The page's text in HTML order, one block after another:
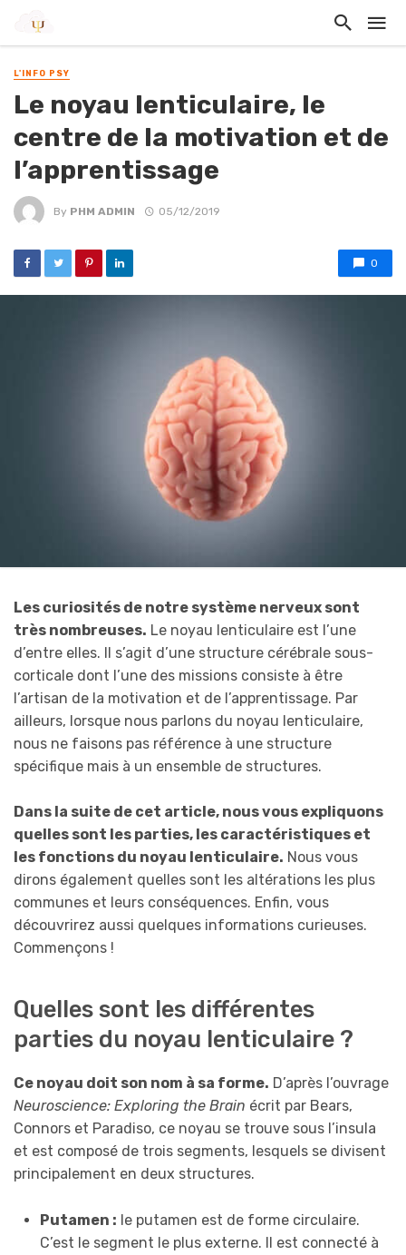
L'INFO PSY
Le noyau lenticulaire, le
centre de la motivation et de
l’apprentissage
By PHM ADMIN 05/12/2019
0
Les curiosités de notre système nerveux sont
très nombreuses. Le noyau lenticulaire est l’une
d’entre elles. Il s’agit d’une structure cérébrale sous-
corticale dont l’une des missions consiste à être
l’artisan de la motivation et de l’apprentissage. Par
ailleurs, lorsque nous parlons du noyau lenticulaire,
nous ne faisons pas référence à une structure
spécifique mais à un ensemble de structures.
Dans la suite de cet article, nous vous expliquons
quelles sont les parties, les caractéristiques et
les fonctions du noyau lenticulaire. Nous vous
dirons également quelles sont les altérations les plus
communes et leurs conséquences. Enfin, vous
découvrirez aussi quelques informations curieuses.
Commençons !
Quelles sont les différentes
parties du noyau lenticulaire ?
Ce noyau doit son nom à sa forme. D’après l’ouvrage
Neuroscience: Exploring the Brain écrit par Bears,
Connors et Paradiso, ce noyau se trouve sous l’insula
et est composé de trois segments, lesquels se divisent
principalement en deux structures.
Putamen : le putamen est de forme circulaire.
C’est le segment le plus externe. Il est connecté à